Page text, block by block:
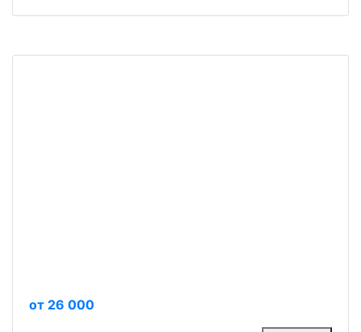
от 26 000